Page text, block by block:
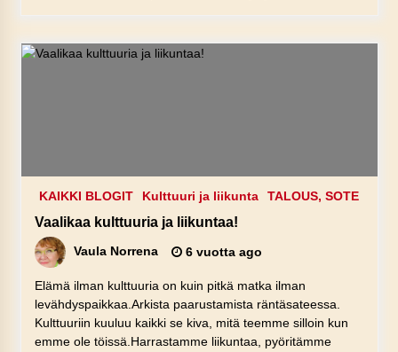
KAIKKI BLOGIT Kulttuuri ja liikunta TALOUS, SOTE
Vaalikaa kulttuuria ja liikuntaa!
Vaula Norrena 6 vuotta ago
Elämä ilman kulttuuria on kuin pitkä matka ilman
levähdyspaikkaa.Arkista paarustamista räntäsateessa.
Kulttuuriin kuuluu kaikki se kiva, mitä teemme silloin kun
emme ole töissä.Harrastamme liikuntaa, pyöritämme